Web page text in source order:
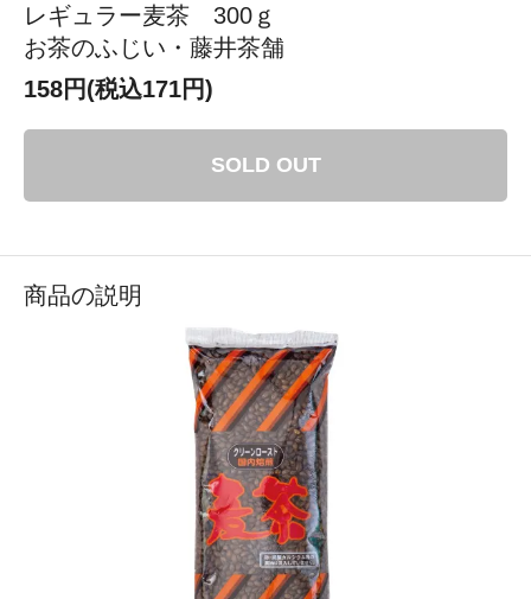
レギュラー麦茶 300ｇ
お茶のふじい・藤井茶舗
158円(税込171円)
SOLD OUT
商品の説明